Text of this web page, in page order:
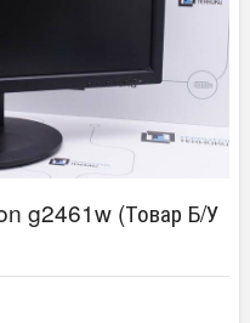
g2461w (Товар Б/У